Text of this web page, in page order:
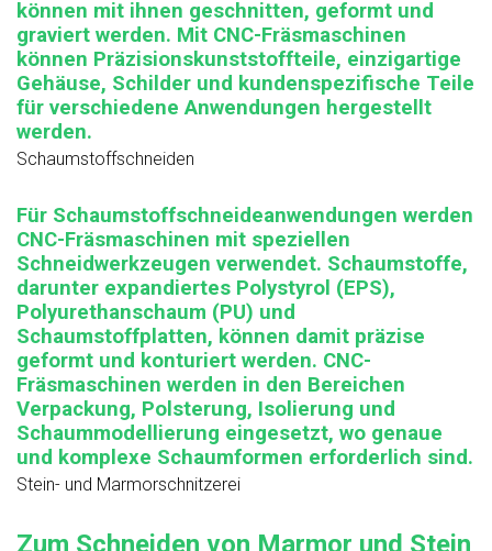
können mit ihnen geschnitten, geformt und
graviert werden. Mit CNC-Fräsmaschinen
können Präzisionskunststoffteile, einzigartige
Gehäuse, Schilder und kundenspezifische Teile
für verschiedene Anwendungen hergestellt
werden.
Schaumstoffschneiden
Für Schaumstoffschneideanwendungen werden
CNC-Fräsmaschinen mit speziellen
Schneidwerkzeugen verwendet. Schaumstoffe,
darunter expandiertes Polystyrol (EPS),
Polyurethanschaum (PU) und
Schaumstoffplatten, können damit präzise
geformt und konturiert werden. CNC-
Fräsmaschinen werden in den Bereichen
Verpackung, Polsterung, Isolierung und
Schaummodellierung eingesetzt, wo genaue
und komplexe Schaumformen erforderlich sind.
Stein- und Marmorschnitzerei
Zum Schneiden von Marmor und Stein